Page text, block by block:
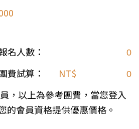
名人數：
費試算：
NT$
，以上為參考團費，當您登入
的會員資格提供優惠價格。